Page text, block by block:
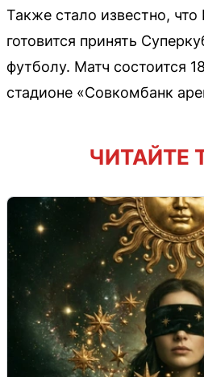
Также стало известно,
готовится принять
футболу. Матч состоится
стадионе «Совкомбанк
ЧИТАЙТЕ